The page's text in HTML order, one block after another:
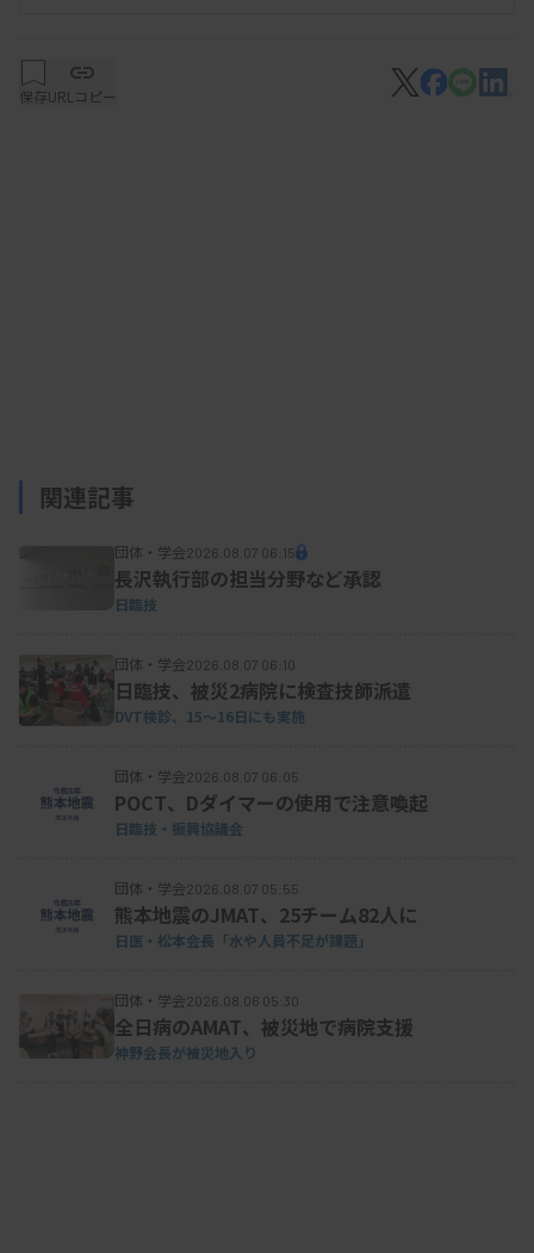
保存URLコピー
関連記事
団体・学会2026.08.07 06:15
長沢執行部の担当分野など承認
日臨技
団体・学会2026.08.07 06:10
日臨技、被災2病院に検査技師派遣
DVT検診、15～16日にも実施
団体・学会2026.08.07 06:05
POCT、Dダイマーの使用で注意喚起
日臨技・振興協議会
団体・学会2026.08.07 05:55
熊本地震のJMAT、25チーム82人に
日医・松本会長「水や人員不足が課題」
団体・学会2026.08.06 05:30
全日病のAMAT、被災地で病院支援
神野会長が被災地入り